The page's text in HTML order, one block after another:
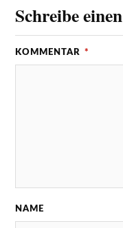
Schreibe
KOMMENTAR *
NAME